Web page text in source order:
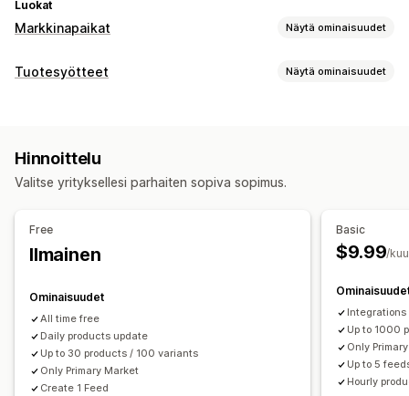
Luokat
Markkinapaikat Näytä ominaisuudet
Listausten hallinnointi
Syötteen käännös
Mukautetut listaukset
Tilausten hallinta
Varaston synkronointi
Tuotesyötteet Näytä ominaisuudet
Metakentät Tietojenkeruu tekoälyn avulla
Mukautetut kaavat Mukautetut tunnukset
Paikallinen varasto
Monta valuuttaa
Versioiden synkronointi
Syötteen hallinnointi
Tuotteiden synkronointi
Kaupan päivitykset
Reaaliaikaiset päivitykset
Ajastettu synkronointi
Hinnoittelu
Valitse yrityksellesi parhaiten sopiva sopimus.
Free
Ilmainen
Ominaisuudet
All time free
Daily products update
Up to 30 products / 100 variants
Only Primary Market
Create 1 Feed
Basic
$9.99/
Integrations
Up to 1000
Only
Up to 5
Hourly